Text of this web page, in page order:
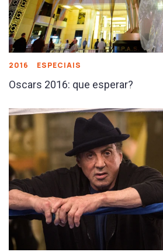
2016 ESPECIAIS
Oscars 2016: que esperar?